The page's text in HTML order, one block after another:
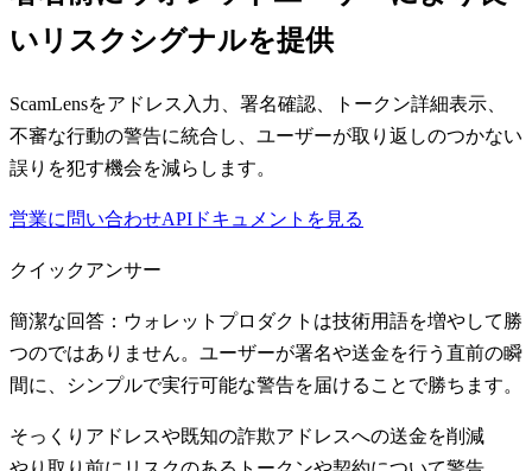
いリスクシグナルを提供
ScamLensをアドレス入力、署名確認、トークン詳細表示、
不審な行動の警告に統合し、ユーザーが取り返しのつかない
誤りを犯す機会を減らします。
営業に問い合わせAPIドキュメントを見る
クイックアンサー
簡潔な回答：ウォレットプロダクトは技術用語を増やして勝
つのではありません。ユーザーが署名や送金を行う直前の瞬
間に、シンプルで実行可能な警告を届けることで勝ちます。
そっくりアドレスや既知の詐欺アドレスへの送金を削減